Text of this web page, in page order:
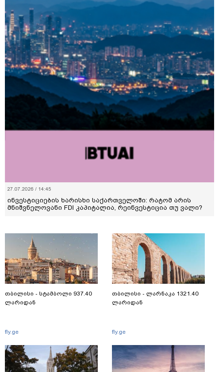
27.07.2026 / 14:45
ინვესტიციების ხარისხი საქართველოში: რატომ არის
მნიშვნელოვანი FDI კაპიტალია, რეინვესტიცია თუ ვალი?
თბილისი - სტამბოლი 937.40
ლარიდან
fly.ge
თბილისი - ლარნაკა 1321.40
ლარიდან
fly.ge